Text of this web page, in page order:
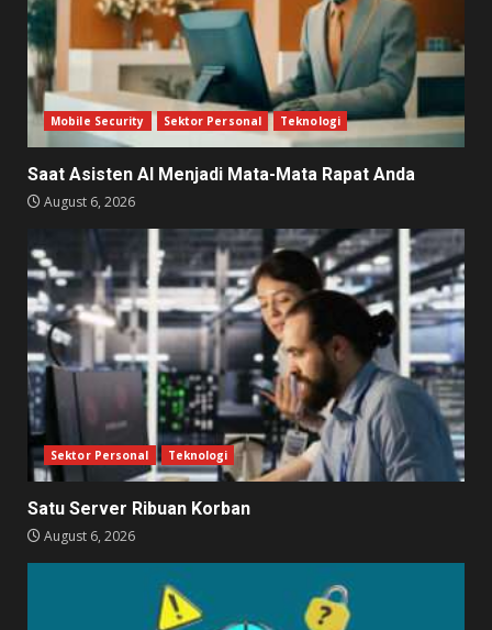
Mobile Security Sektor Personal Teknologi
Saat Asisten AI Menjadi Mata-Mata Rapat Anda
August 6, 2026
Sektor Personal Teknologi
Satu Server Ribuan Korban
August 6, 2026